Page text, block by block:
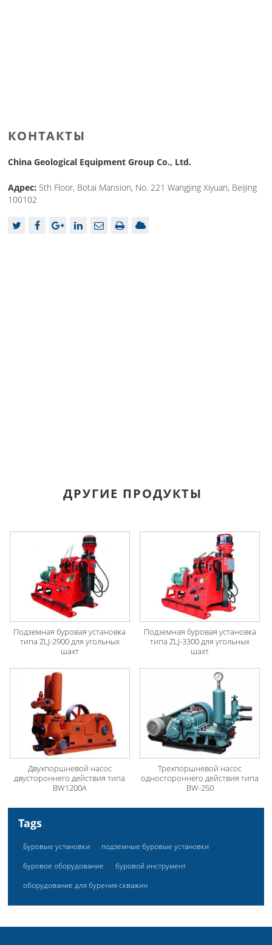
КОНТАКТЫ
China Geological Equipment Group Co., Ltd.
Адрес: 5th Floor, Botai Mansion, No. 221 Wangjing Xiyuan, Beijing
100102
ДРУГИЕ ПРОДУКТЫ
Подземная буровая установка
типа ZLJ-2900 для угольных
шахт
Подземная буровая установка
типа ZLJ-3300 для угольных
шахт
Двухпоршневой насос
двустороннего действия типа
BW1200A
Трехпоршневой насос
одностороннего действия типа
BW-250
Tags
Буровые установки
подземные буровые установки
буровое оборудование
буровой инструмент
оборудование для бурения скважин